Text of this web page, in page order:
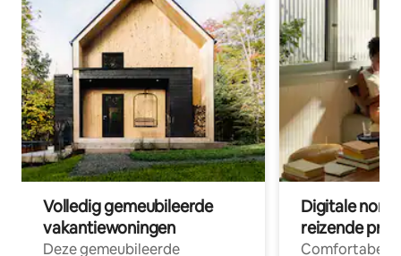
Volledig gemeubileerde
vakantiewoningen
Deze gemeubileerde
Digitale
reizende
Comfortabele